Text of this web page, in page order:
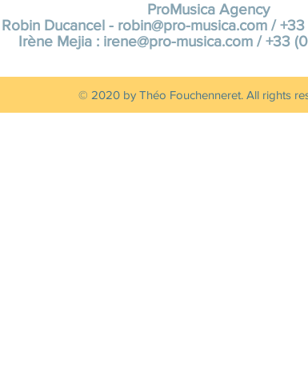
ProMusica Agency
Robin Ducancel - robin@pro-musica.com / +33
Irène Mejia : irene@pro-musica.com/ +33
© 2020 by Théo Fouchenneret. All rights